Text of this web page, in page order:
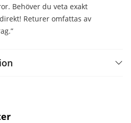
Behöver du veta exakt
Returer omfattas av